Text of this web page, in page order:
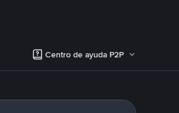
Centro de ayuda P2P